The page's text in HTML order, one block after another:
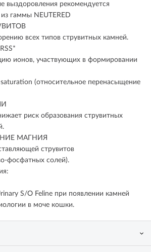
выздоровления рекомендуется
гаммы NEUTERED
всех типов струвитных камней.
ионов, участвующих в формировании
(относительное перенасыщение
риск образования струвитных
МАГНИЯ
струвитов
фосфатных солей).
S/O Feline при появлении камней
в моче кошки.